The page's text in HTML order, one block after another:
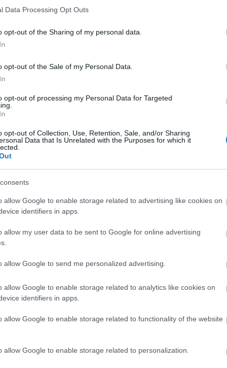
Data Processing Opt Outs
opt-out of the Sharing of my personal data.
opt-out of the Sale of my Personal Data.
opt-out of processing my Personal Data for Targeted
opt-out of Collection, Use, Retention, Sale, and/or Sharing
Data that Is Unrelated with the Purposes for which it
allow Google to enable storage related to advertising like cookies on
identifiers in apps.
allow my user data to be sent to Google for online advertising
allow Google to send me personalized advertising.
allow Google to enable storage related to analytics like cookies on
identifiers in apps.
allow Google to enable storage related to functionality of the website
allow Google to enable storage related to personalization.
DJ Roland Sardison tangó szettjére, illetve az
a budapesti tangó rajongói.
Tangó Klub Alapítvány tanárai, Kovács Nóra,
tanfolyamot. A haladó kurzusra Stockholmból
akik a tangó modern, kísérletező vonalát
a mindkét irányban működő
annak is, hogy az improvizációra
a nő is szabad teret kapjon a táncban. Nagy
lehetőségeket igyekeznek száz százalékig
honlapján tekinthető meg.
(argentin tangó táncház) folyamán egy fiatal
A zenekar 2004 novemberében alakult, és
rendkívül izgalmas kísérlete művészi
és kommunikációjuk nyelve, a múlt század talán
tangó és Astor Piazzola szerzeményei. A dalok
autentikus elemei, amelyeket a zenekar
Osnovski által összeállított zenére táncolhatnak a
az Uránia Nemzeti Filmszínházban.